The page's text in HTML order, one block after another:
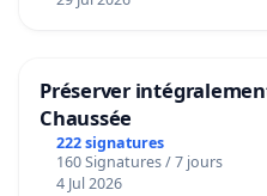
Préserver
Chaussée
222 signatures
160 Signatures / 7 jours
4 Jul 2026